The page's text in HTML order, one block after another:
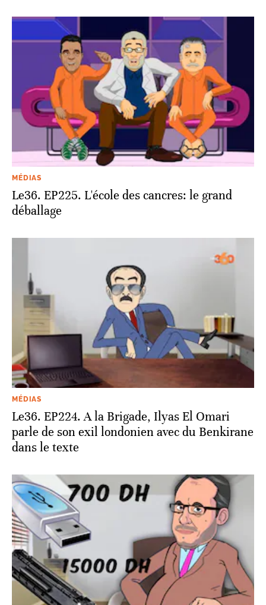
MÉDIAS
Le36. EP225. L'école des cancres: le grand
déballage
MÉDIAS
Le36. EP224. A la Brigade, Ilyas El Omari
parle de son exil londonien avec du Benkirane
dans le texte